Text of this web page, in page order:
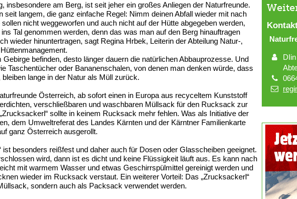
insbesondere am Berg, ist seit jeher ein großes Anliegen der Naturfreunde.
seit langem, die ganz einfache Regel: Nimm deinen Abfall wieder mit nach
nicht weggeworfen und auch nicht auf der Hütte abgegeben werden,
Tal genommen werden, denn das was man auf den Berg hinauftragen
wieder hinuntertragen, sagt Regina Hrbek, Leiterin der Abteilung Natur-,
befinden, desto länger dauern die natürlichen Abbauprozesse. Und
Taschentücher oder Bananenschalen, von denen man denken würde, dass
lange in der Natur als Müll zurück.
Österreich, ab sofort einen in Europa aus recyceltem Kunststoff
verschließbaren und waschbaren Müllsack für den Rucksack zur
sollte in keinem Rucksack mehr fehlen. Was als Initiative der
dem Umweltreferat des Landes Kärnten und der Kärntner Familienkarte
ganz Österreich ausgerollt.
ist besonders reißfest und daher auch für Dosen oder Glasscheiben geeignet.
wird, dann ist es dicht und keine Flüssigkeit läuft aus. Es kann nach
mit warmem Wasser und etwas Geschirrspülmittel gereinigt werden und
wieder im Rucksack verstaut. Ein weiterer Vorteil: Das „Zrucksackerl“
sondern auch als Packsack verwendet werden.